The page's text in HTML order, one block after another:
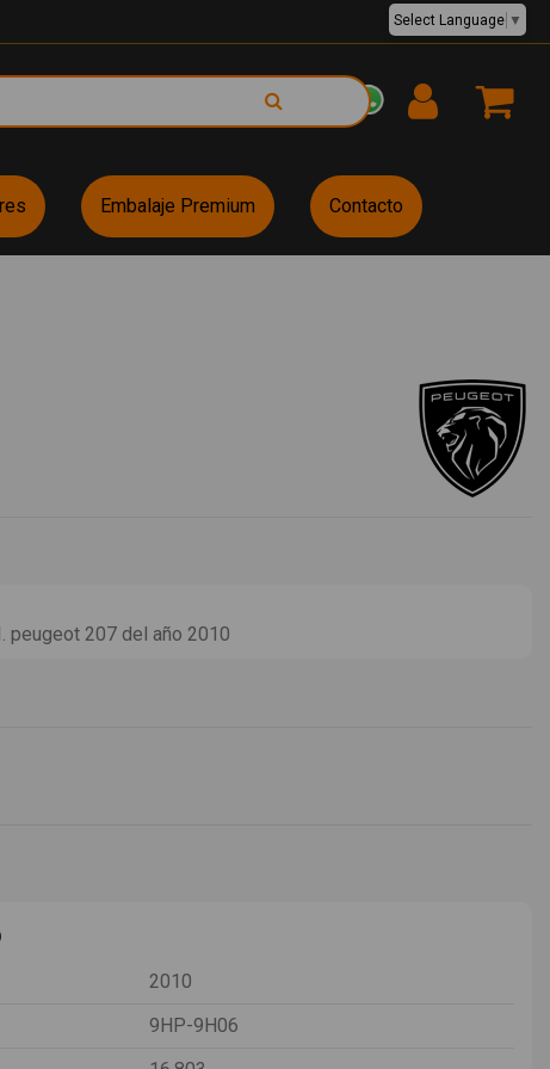
EUR €
Select Language ▼
Embalaje Premium Contacto
peugeot 207 del año 2010
2010
9HP-9H06